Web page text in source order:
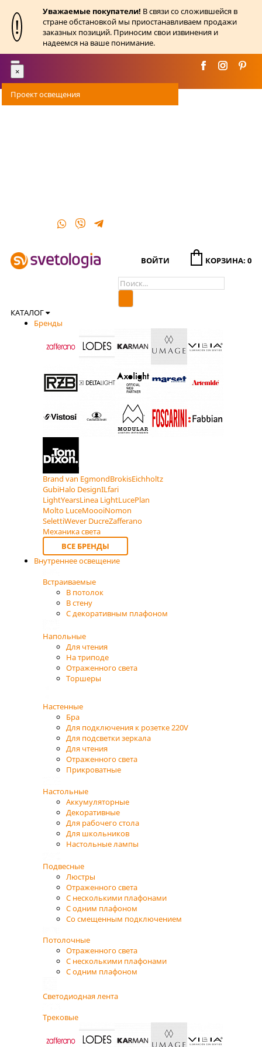
!
Уважаемые покупатели! В связи со сложившейся в
стране обстановкой мы приостанавливаем продажи
заказных позиций. Приносим свои извинения и
надеемся на ваше понимание.
Toggle
navigation
×
Проект освещения
ВОЙТИ КОРЗИНА: 0
КАТАЛОГ
Бренды
Brand van EgmondBrokisEichholtz
GubiHalo DesignILfari
LightYearsLinea LightLucePlan
Molto LuceMoooiNomon
SelettiWever DucreZafferano
Механика света
ВСЕ БРЕНДЫ
Внутреннее освещение
Встраиваемые
В потолок
В стену
С декоративным плафоном
Напольные
Для чтения
На триподе
Отраженного света
Торшеры
Настенные
Бра
Для подключения к розетке 220V
Для подсветки зеркала
Для чтения
Отраженного света
Прикроватные
Настольные
Аккумуляторные
Декоративные
Для рабочего стола
Для школьников
Настольные лампы
Подвесные
Люстры
Отраженного света
С несколькими плафонами
С одним плафоном
Со смещенным подключением
Потолочные
Отраженного света
С несколькими плафонами
С одним плафоном
Светодиодная лента
Трековые